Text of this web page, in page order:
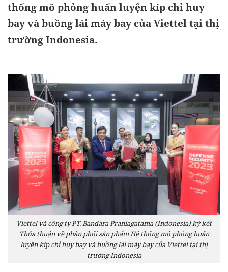
thống mô phỏng huấn luyện kíp chỉ huy
bay và buồng lái máy bay của Viettel tại thị
trường Indonesia.
Viettel và công ty PT. Bandara Praniagatama (Indonesia) ký kết
Thỏa thuận về phân phối sản phẩm Hệ thống mô phỏng huấn
luyện kíp chỉ huy bay và buồng lái máy bay của Viettel tại thị
trường Indonesia